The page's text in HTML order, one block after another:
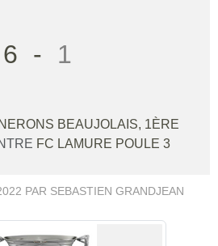
6 - 1
BEAUJOLAIS, 1ÈRE
FC LAMURE POULE 3
PAR SEBASTIEN GRANDJEAN